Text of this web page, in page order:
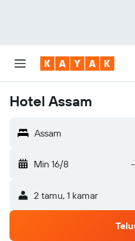
Hotel Assam
Assam
Min 16/8 -
2 tamu, 1 kamar